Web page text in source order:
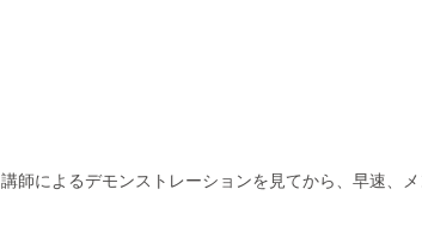
講師によるデモンストレーションを見てから、早速、